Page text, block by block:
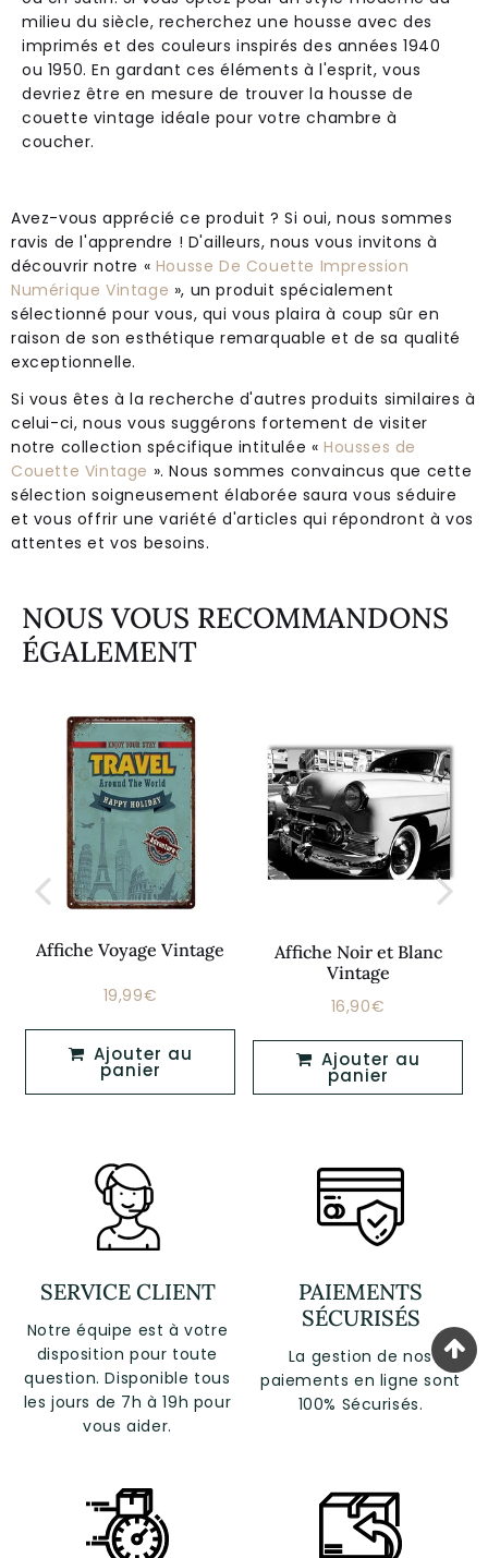
milieu du siècle, recherchez une housse avec des
imprimés et des couleurs inspirés des années 1940
ou 1950. En gardant ces éléments à l'esprit, vous
devriez être en mesure de trouver la housse de
couette vintage idéale pour votre chambre à
coucher.
Avez-vous apprécié ce produit ? Si oui, nous sommes
ravis de l'apprendre ! D'ailleurs, nous vous invitons à
découvrir notre « Housse De Couette Impression
Numérique Vintage », un produit spécialement
sélectionné pour vous, qui vous plaira à coup sûr en
raison de son esthétique remarquable et de sa qualité
exceptionnelle.
Si vous êtes à la recherche d'autres produits similaires à
celui-ci, nous vous suggérons fortement de visiter
notre collection spécifique intitulée «Housses de
Couette Vintage ». Nous sommes convaincus que cette
sélection soigneusement élaborée saura vous séduire
et vous offrir une variété d'articles qui répondront à vos
attentes et vos besoins.
NOUS VOUS RECOMMANDONS
ÉGALEMENT
Affiche Voyage Vintage
Prix
19,99€
Ajouter au
panier
Affiche Noir et Blanc
Vintage
Prix
16,90€
panier
SERVICE CLIENT
Notre équipe est à votre
disposition pour toute
question. Disponible tous
les jours de 7h à 19h pour
vous aider.
PAIEMENTS
SÉCURISÉS
La gestion de nos
paiements en ligne sont
100% Sécurisés.